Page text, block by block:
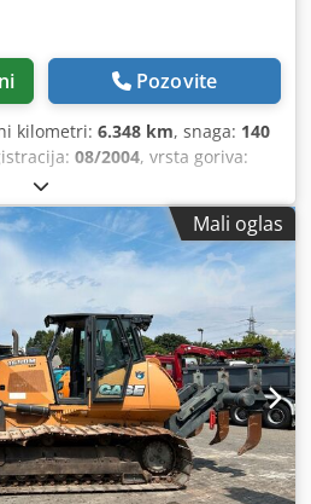
Pozovite
kilometri: 6.348 km, snaga: 140
08/2004, vrsta goriva:
2004,
Mali oglas